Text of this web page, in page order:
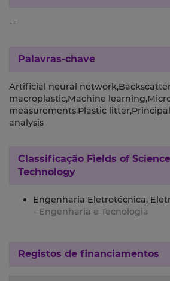
--
Palavras-chave
Artificial neural
macroplastic,Machine
measurements,Plastic
analysis
Classificação Fields of
Technology
Engenharia Eletrotécnica,
- Engenharia e Tecnologia
Registos de financiamentos